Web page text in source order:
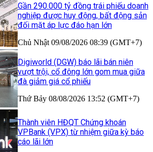
Gần 290.000 tỷ đồng trái phiếu doanh
nghiệp được huy động, bất động sản
đối mặt áp lực đáo hạn lớn
Chủ Nhật 09/08/2026 08:39 (GMT+7)
Digiworld (DGW) báo lãi bán niên
vượt trội, cổ đông lớn gom mua giữa
đà giảm giá cổ phiếu
Thứ Bảy 08/08/2026 13:52 (GMT+7)
Thành viên HĐQT Chứng khoán
VPBank (VPX) từ nhiệm giữa kỳ báo
cáo lãi lớn